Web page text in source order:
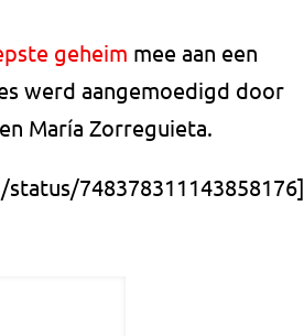
geheim mee aan een
werd aangemoedigd door
María Zorreguieta.
748378311143858176]